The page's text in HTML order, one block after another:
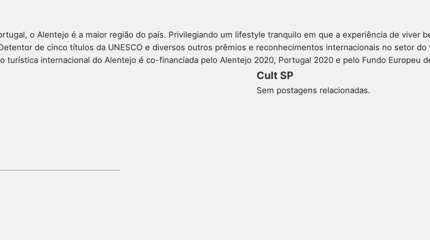
o Alentejo é a maior região do país. Privilegiando um lifestyle tranquilo em que a experiência de viver
de cinco títulos da UNESCO e diversos outros prêmios e reconhecimentos internacionais no setor
turística internacional do Alentejo é co-financiada pelo Alentejo 2020, Portugal 2020 e pelo Fundo Europeu
Cult SP
Sem postagens relacionadas.